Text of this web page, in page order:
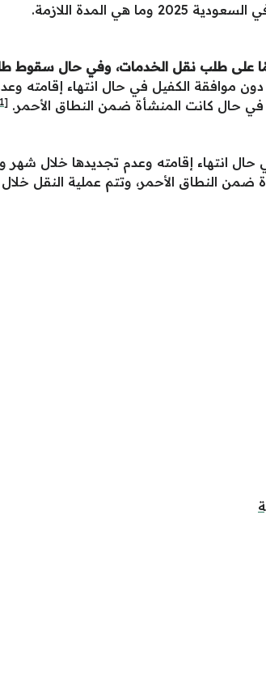
هي المدة اللازمة.
مرور 15 يومًا على طلب نقل الخدمات، وفي حال
موافقة الكفيل في حال انتهاء إقامته
[1]
حال انتهاء إقامته وعدم تجديدها خلال